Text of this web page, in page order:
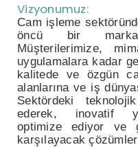
Vizyonumuz:
Cam işleme
öncü bir marka
Müşterilerimize,
uygulamalara kadar
kalitede ve özgün
alanlarına ve iş
Sektördeki
ederek, inovatif
optimize ediyor ve
karşılayacak